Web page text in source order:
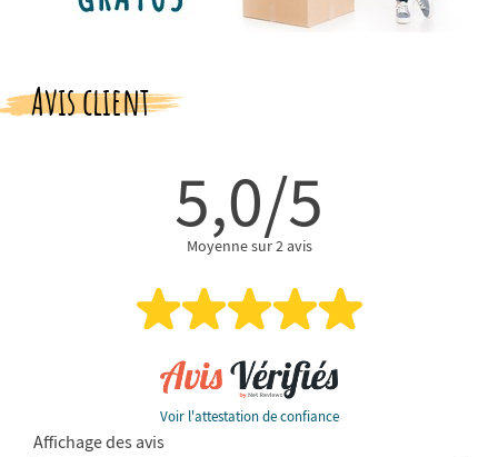
Avis client
5,0/5
Moyenne sur 2 avis
Voir l'attestation de confiance
Affichage des avis